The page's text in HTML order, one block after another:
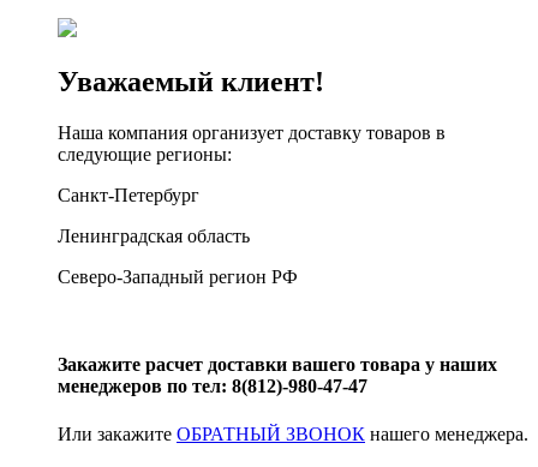
Уважаемый клиент!
Наша компания организует доставку товаров в
следующие регионы:
Санкт-Петербург
Ленинградская область
Северо-Западный регион РФ
Закажите расчет доставки вашего товара у наших
менеджеров по тел: 8(812)-980-47-47
Или закажите ОБРАТНЫЙ ЗВОНОК нашего менеджера.